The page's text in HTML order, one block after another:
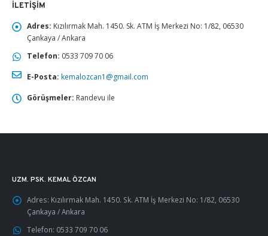
İLETIŞIM
Adres: Kızılırmak Mah. 1450. Sk. ATM İş Merkezi No: 1/82, 06530
Çankaya / Ankara
Telefon: 0533 709 70 06
E-Posta: kemalozcan1@gmail.com
Görüşmeler: Randevu ile
UZM. PSK. KEMAL ÖZCAN
Adres: Kızılırmak Mah. 1450. Sk. ATM İş Merkezi No: 1/82, 06530
Çankaya / Ankara
Telefon: 0533 709 70 06